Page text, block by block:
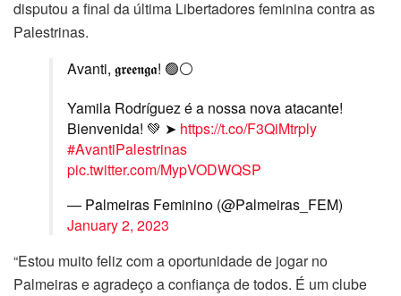
disputou a final da última Libertadores feminina contra as
Palestrinas.
Avanti, 𝖌𝖗𝖊𝖊𝖓𝖌𝖆! 🟢⚪️
Yamila Rodríguez é a nossa nova atacante!
Bienvenida! 💚 ➤ https://t.co/F3QiMtrply
#AvantiPalestrinas
pic.twitter.com/MypVODWQSP
— Palmeiras Feminino (@Palmeiras_FEM)
January 2, 2023
“Estou muito feliz com a oportunidade de jogar no
Palmeiras e agradeço a confiança de todos. É um clube